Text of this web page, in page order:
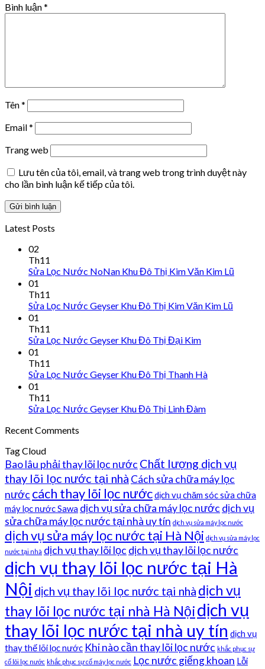
Bình luận*
Tên*
Email*
Trang web
Lưu tên của tôi, email, và trang web trong trình duyệt này
cho lần bình luận kế tiếp của tôi.
Latest Posts
02
Th11
Sửa Lọc Nước NoNan Khu Đô Thị Kim Văn Kim Lũ
01
Th11
Sửa Lọc Nước Geyser Khu Đô Thị Kim Văn Kim Lũ
01
Th11
Sửa Lọc Nước Geyser Khu Đô Thị Đại Kim
01
Th11
Sửa Lọc Nước Geyser Khu Đô Thị Thanh Hà
01
Th11
Sửa Lọc Nước Geyser Khu Đô Thị Linh Đàm
Recent Comments
Tag Cloud
Bao lâu phải thay lõi lọc nước Chất lượng dịch vụ
thay lõi lọc nước tại nhà Cách sửa chữa máy lọc
nước cách thay lõi lọc nướcdịch vụ chăm sóc sửa chữa
máy lọc nước Sawa dịch vụ sửa chữa máy lọc nước dịch vụ
sửa chữa máy lọc nước tại nhà uy tín dịch vụ sửa máy lọc nước
dịch vụ sửa máy lọc nước tại Hà Nội dịch vụ sửa máy lọc
nước tại nhà dịch vụ thay lõi lọc dịch vụ thay lõi lọc nước
dịch vụ thay lõi lọc nước tại Hà
Nội dịch vụ thay lõi lọc nước tại nhà dịch vụ
thay lõi lọc nước tại nhà Hà Nộidịch vụ
thay lõi lọc nước tại nhà uy tín dịch vụ
thay thế lõi lọc nước Khi nào cần thay lõi lọc nước khắc phục sự
cố lõi lọc nước khắc phục sự cố máy lọc nước Lọc nước giếng khoan Lỗi